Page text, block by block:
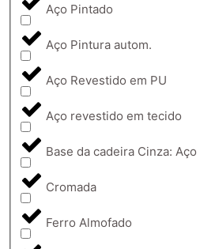
Aço Pintado
Aço Pintura autom.
Aço Revestido em PU
Aço revestido em tecido
Base da cadeira Cinza:
Cromada
Ferro Almofado